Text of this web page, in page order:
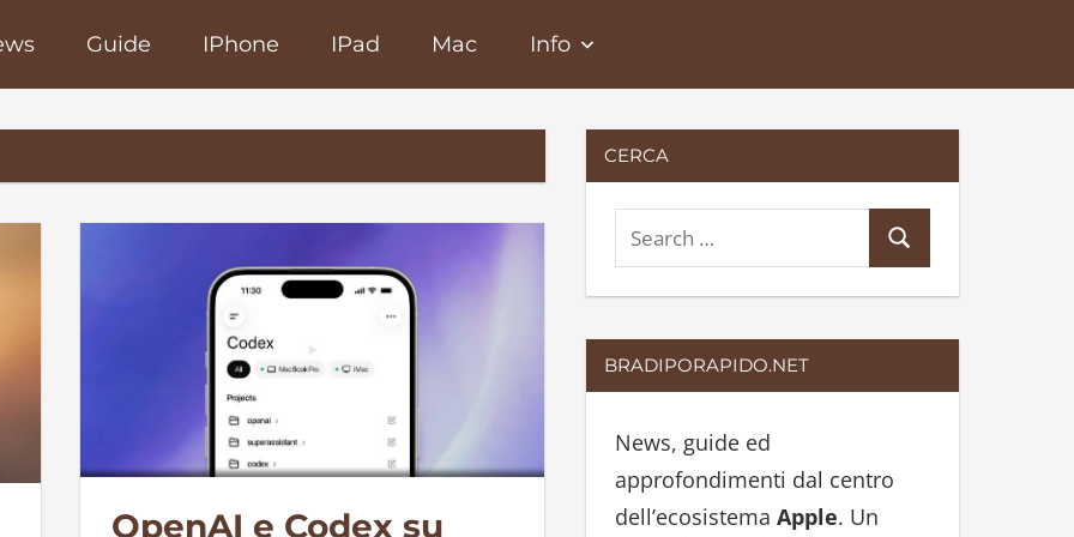
Guide IPhone IPad Mac Info
OpenAI e Codex su
CERCA
e
a
r
c
f
o
r
e
c
BRADIPORAPIDO.NET
News, guide ed
approfondimenti dal centro
dell’ecosistema Apple. Un